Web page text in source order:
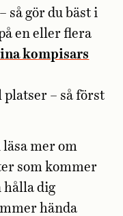
så gör du bäst i
en eller flera
kompisars
platser – så först
läsa mer om
som kommer
hålla dig
hända